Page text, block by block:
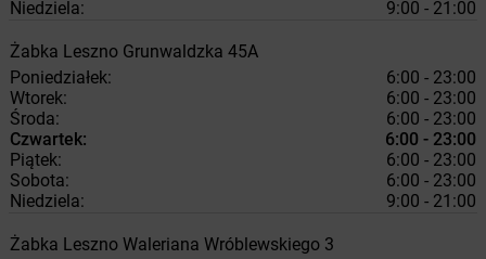
Niedziela:
9:00 - 21:00
Żabka Leszno Grunwaldzka 45A
Poniedziałek:
6:00 - 23:00
Wtorek:
6:00 - 23:00
Środa:
6:00 - 23:00
Czwartek:
6:00 - 23:00
Piątek:
6:00 - 23:00
Sobota:
6:00 - 23:00
Niedziela:
9:00 - 21:00
Żabka Leszno Waleriana Wróblewskiego 3